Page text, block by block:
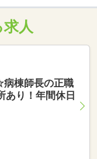
人
棟師長の正職
あり！年間休日